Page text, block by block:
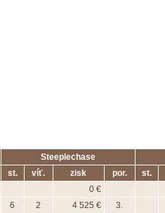
Steeplechase
st. víť. zisk por. st.
0 €
6 2 4 525 € 3.